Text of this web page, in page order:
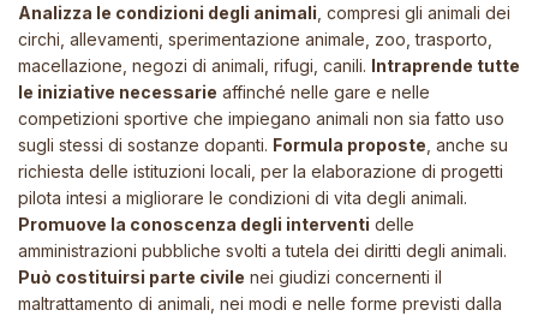
Analizza le condizioni degli animali , compresi gli animali dei
circhi, allevamenti, sperimentazione animale, zoo, trasporto,
macellazione, negozi di animali, rifugi, canili. Intraprende tutte
le iniziative necessarie affinché nelle gare e nelle
competizioni sportive che impiegano animali non sia fatto uso
sugli stessi di sostanze dopanti. Formula proposte , anche su
richiesta delle istituzioni locali, per la elaborazione di progetti
pilota intesi a migliorare le condizioni di vita degli animali.
Promuove la conoscenza degli interventi delle
amministrazioni pubbliche svolti a tutela dei diritti degli animali.
Può costituirsi parte civile nei giudizi concernenti il
maltrattamento di animali, nei modi e nelle forme previsti dalla